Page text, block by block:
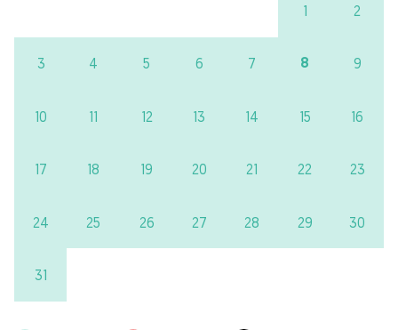
1 2
3 4 5 6 7 8 9
10 11 12 13 14 15 16
17 18 19 20 21 22 23
24 25 26 27 28 29 30
31